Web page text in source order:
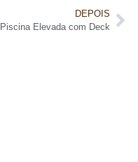
DEPOIS
Piscina Elevada com Deck